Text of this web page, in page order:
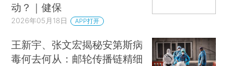
动？｜健保
2026年05月18日 APP打开
王新宇、张文宏揭秘安第斯病
毒何去何从：邮轮传播链精细